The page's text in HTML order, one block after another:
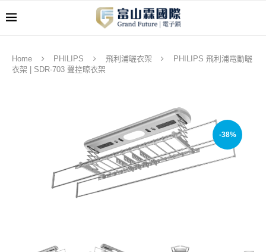
Home PHILIPS 飛利浦曬衣架
PHILIPS 飛利浦電動曬
衣架 | SDR-703 聲控晾衣架
-38%